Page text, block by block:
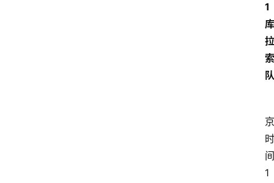
1
库
拉
索
队
京
时
间
1